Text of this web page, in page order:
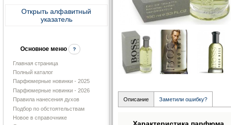
Открыть алфавитный
указатель
Основное меню ?
Главная страница
Полный каталог
Парфюмерные новинки - 2025
Парфюмерные новинки - 2026
Правила нанесения духов
Подбор по обстоятельствам
Новое в справочнике
Описание Заметили ошибку?